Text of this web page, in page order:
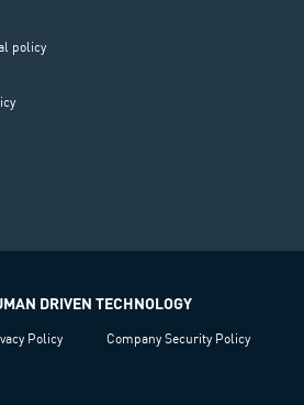
policy
DRIVEN TECHNOLOGY
Policy Company Security Policy